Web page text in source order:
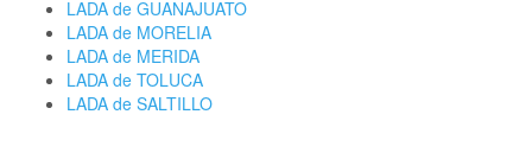
LADA de GUANAJUATO
LADA de MORELIA
LADA de MERIDA
LADA de TOLUCA
LADA de SALTILLO